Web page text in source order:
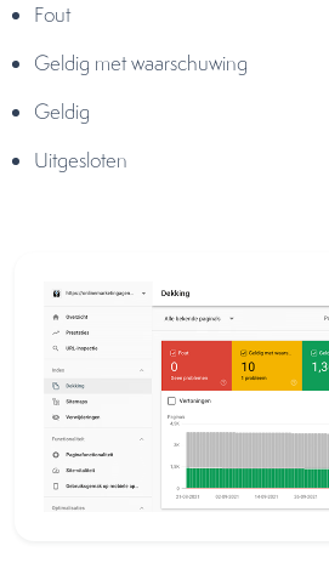
Fout
Geldig met waarschuwing
Geldig
Uitgesloten